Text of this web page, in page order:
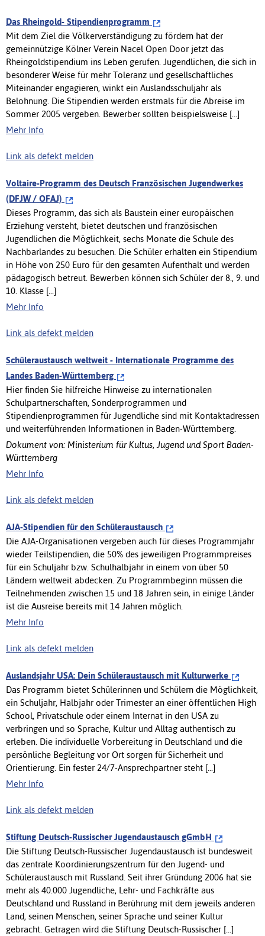
Das Rheingold- Stipendienprogramm
Mit dem Ziel die Völkerverständigung zu fördern hat der
gemeinnützige Kölner Verein Nacel Open Door jetzt das
Rheingoldstipendium ins Leben gerufen. Jugendlichen, die sich in
besonderer Weise für mehr Toleranz und gesellschaftliches
Miteinander engagieren, winkt ein Auslandsschuljahr als
Belohnung. Die Stipendien werden erstmals für die Abreise im
Sommer 2005 vergeben. Bewerber sollten beispielsweise [...]
Mehr Info
Link als defekt melden
Voltaire-Programm des Deutsch Französischen Jugendwerkes
(DFJW / OFAJ)
Dieses Programm, das sich als Baustein einer europäischen
Erziehung versteht, bietet deutschen und französischen
Jugendlichen die Möglichkeit, sechs Monate die Schule des
Nachbarlandes zu besuchen. Die Schüler erhalten ein Stipendium
in Höhe von 250 Euro für den gesamten Aufenthalt und werden
pädagogisch betreut. Bewerben können sich Schüler der 8., 9. und
10. Klasse [...]
Mehr Info
Link als defekt melden
Schüleraustausch weltweit - Internationale Programme des
Landes Baden-Württemberg
Hier finden Sie hilfreiche Hinweise zu internationalen
Schulpartnerschaften, Sonderprogrammen und
Stipendienprogrammen für Jugendliche sind mit Kontaktadressen
und weiterführenden Informationen in Baden-Württemberg.
Dokument von: Ministerium für Kultus, Jugend und Sport Baden-
Württemberg
Mehr Info
Link als defekt melden
AJA-Stipendien für den Schüleraustausch
Die AJA-Organisationen vergeben auch für dieses Programmjahr
wieder Teilstipendien, die 50% des jeweiligen Programmpreises
für ein Schuljahr bzw. Schulhalbjahr in einem von über 50
Ländern weltweit abdecken. Zu Programmbeginn müssen die
Teilnehmenden zwischen 15 und 18 Jahren sein, in einige Länder
ist die Ausreise bereits mit 14 Jahren möglich.
Mehr Info
Link als defekt melden
Auslandsjahr USA: Dein Schüleraustausch mit Kulturwerke
Das Programm bietet Schülerinnen und Schülern die Möglichkeit,
ein Schuljahr, Halbjahr oder Trimester an einer öffentlichen High
School, Privatschule oder einem Internat in den USA zu
verbringen und so Sprache, Kultur und Alltag authentisch zu
erleben. Die individuelle Vorbereitung in Deutschland und die
persönliche Begleitung vor Ort sorgen für Sicherheit und
Orientierung. Ein fester 24/7-Ansprechpartner steht [...]
Mehr Info
Link als defekt melden
Stiftung Deutsch-Russischer Jugendaustausch gGmbH
Die Stiftung Deutsch-Russischer Jugendaustausch ist bundesweit
das zentrale Koordinierungszentrum für den Jugend- und
Schüleraustausch mit Russland. Seit ihrer Gründung 2006 hat sie
mehr als 40.000 Jugendliche, Lehr- und Fachkräfte aus
Deutschland und Russland in Berührung mit dem jeweils anderen
Land, seinen Menschen, seiner Sprache und seiner Kultur
gebracht. Getragen wird die Stiftung Deutsch-Russischer [...]